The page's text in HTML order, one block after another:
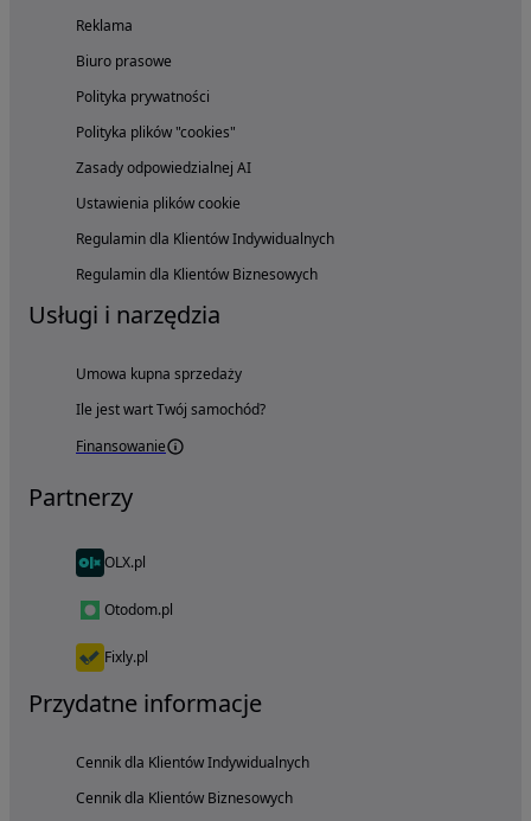
Reklama
Biuro prasowe
Polityka prywatności
Polityka plików "cookies"
Zasady odpowiedzialnej AI
Ustawienia plików cookie
Regulamin dla Klientów Indywidualnych
Regulamin dla Klientów Biznesowych
Usługi i narzędzia
Umowa kupna sprzedaży
Ile jest wart Twój samochód?
Finansowanie
Partnerzy
OLX.pl
Otodom.pl
Fixly.pl
Przydatne informacje
Cennik dla Klientów Indywidualnych
Cennik dla Klientów Biznesowych